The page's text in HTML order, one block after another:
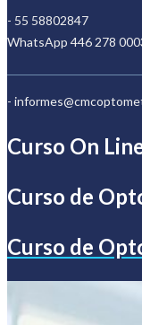
- 55 58802847
WhatsApp 446 278
-
Curso On
Curso de
Curso de